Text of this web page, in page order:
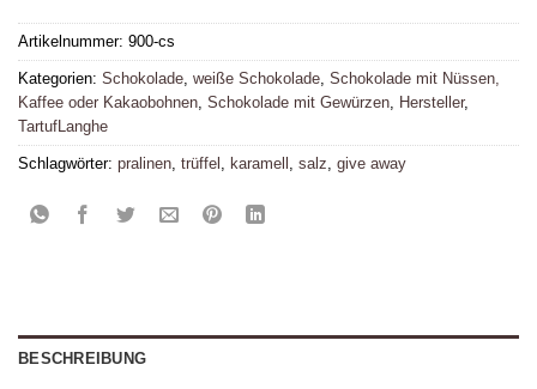
Artikelnummer: 900-cs
Kategorien: Schokolade weiße Schokolade Schokolade mit Nüssen,
Kaffee oder Kakaobohnen Schokolade mit Gewürzen Hersteller,
TartufLanghe
Schlagwörter: pralinen trüffel karamell salz give away
BESCHREIBUNG